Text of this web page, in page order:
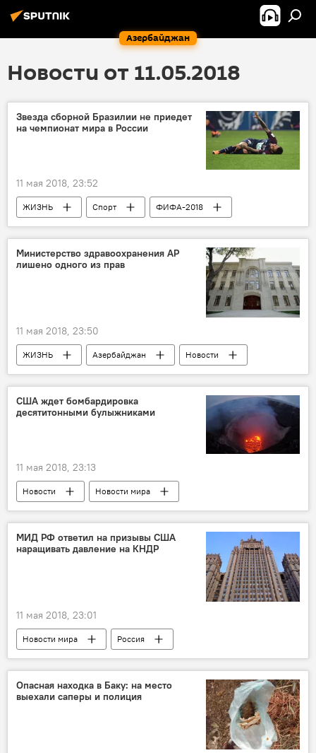
Азербайджан
Новости от 11.05.2018
Звезда сборной Бразилии не приедет
на чемпионат мира в России
11 мая 2018, 23:52
ЖИЗНЬ Спорт
ФИФА-2018
Новости ЧМ-2018
Новости
Новости мира
Министерство здравоохранения АР
лишено одного из прав
11 мая 2018, 23:50
ЖИЗНЬ Азербайджан Новости
США ждет бомбардировка
десятитонными булыжниками
11 мая 2018, 23:13
Новости Новости мира
МИД РФ ответил на призывы США
наращивать давление на КНДР
11 мая 2018, 23:01
Новости мира Россия
Опасная находка в Баку: на место
выехали саперы и полиция